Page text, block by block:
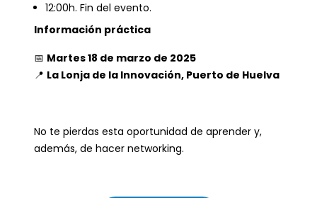
12:00h. Fin del evento.
Información práctica
📅 Martes 18 de marzo de 2025
📍 La Lonja de la Innovación, Puerto de Huelva
No te pierdas esta oportunidad de aprender y,
además, de hacer networking.